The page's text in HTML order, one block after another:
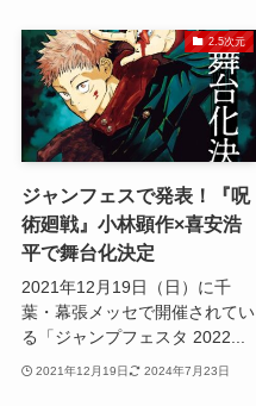
2.5次元
ジャンフェスで発表！『呪
術廻戦』小林顕作×喜安浩
平で舞台化決定
2021年12月19日（日）に千
葉・幕張メッセで開催されてい
る「ジャンプフェスタ 2022...
2021年12月19日 2024年7月23日